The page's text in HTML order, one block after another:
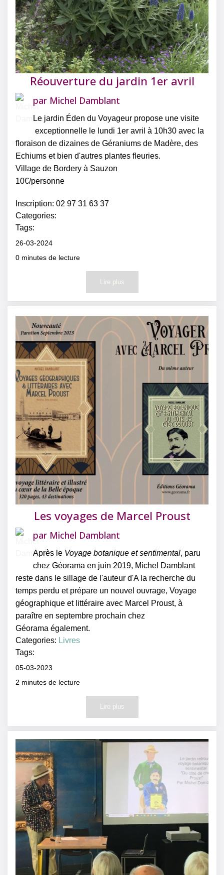
Réouverture du jardin 1er avril
par Michel Damblant
Le jardin Éden du Voyageur propose une visite
exceptionnelle le lundi 1er avril à 10h30 avec la
floraison de dizaines de Géraniums de Madère, des
Echiums et bien d'autres plantes fleuries.
Village de Bordery à Sauzon
10€/personne
Inscription: 02 97 31 63 37
Categories:
Tags:
26-03-2024
0 minutes de lecture
Lire plus
Les voyages de Marcel Proust
par Michel Damblant
Après le Voyage botanique et sentimental, paru
chez Géorama en juin 2019, Michel Damblant
reste dans le sillage de l'auteur d'A la recherche du
temps perdu et prépare un nouvel ouvrage, Voyage
géographique et littéraire avec Marcel Proust, à
paraître en septembre prochain chez
Géorama également.
Categories: Livres
Tags:
05-03-2023
2 minutes de lecture
Lire plus